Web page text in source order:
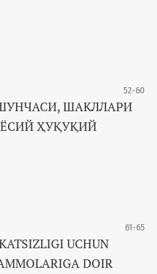
52-60
ШАКЛЛАРИ
ҲУҚУҚИЙ
61-65
UCHUN
DOIR